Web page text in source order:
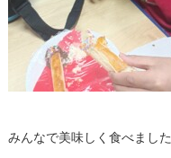
みんなで美味しく食べました